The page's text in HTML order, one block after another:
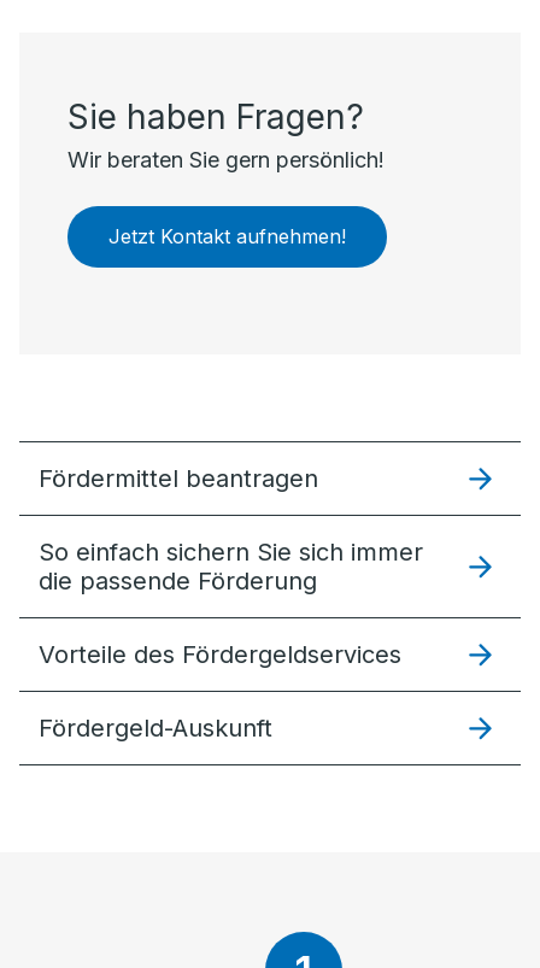
Sie haben Fragen?
Wir beraten Sie gern persönlich!
Jetzt Kontakt aufnehmen!
Fördermittel beantragen
So einfach sichern Sie sich immer
die passende Förderung
Vorteile des Fördergeldservices
Fördergeld-Auskunft